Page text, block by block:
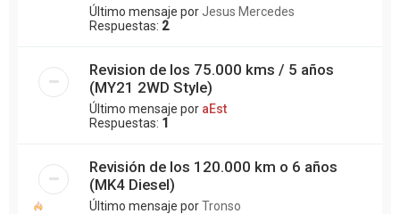
Último mensaje por Jesus Mercedes
Respuestas: 2
Revision de los 75.000 kms / 5 años
(MY21 2WD Style)
Último mensaje por aEst
Respuestas: 1
Revisión de los 120.000 km o 6 años
(MK4 Diesel)
Último mensaje porTronso